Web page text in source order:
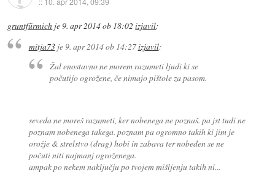
gruntfürmich je9. apr 2014 ob 18:02 izjavil:
mitja73je 9. apr 2014 ob 14:27izjavil:
Žal enostavno ne morem razumeti ljudi ki se
počutijo ogrožene, če nimajo pištole za pasom.
seveda ne moreš razumeti, ker nobenega ne poznaš. pa jst tudi ne
poznam nobenega takega. poznam pa ogromno takih ki jim je
orožje & strelstvo (drag) hobi in zabava ter nobeden se ne
počuti niti najmanj ogroženega.
ampak po nekem naključju po tvojem mišljenju takih ni...